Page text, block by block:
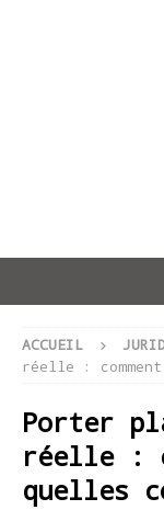
ACCUEIL
réelle :
Porter
réelle :
quelles